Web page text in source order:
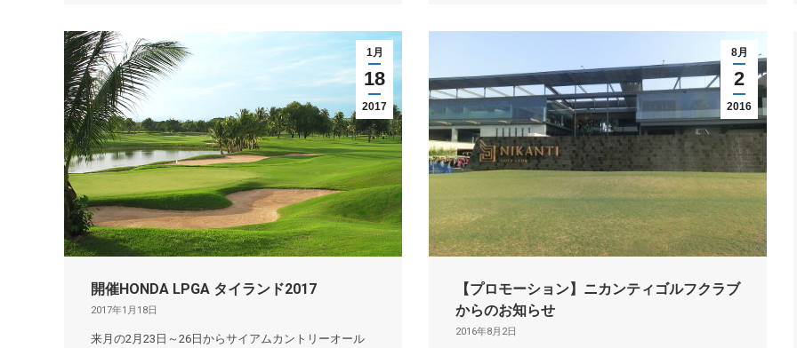
1月
18
2017
開催HONDA LPGA タイランド2017
2017年1月18日
来月の2月23日～26日からサイアムカントリーオール
8月
2
2016
【プロモーション】ニカンティゴルフクラブ
からのお知らせ
2016年8月2日